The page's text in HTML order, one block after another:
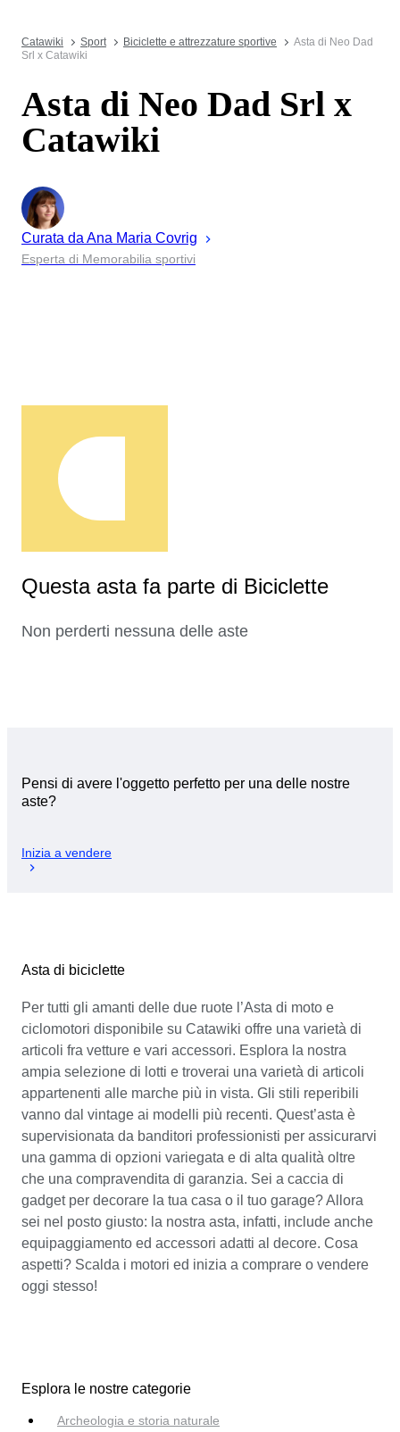
Catawiki Sport Biciclette e attrezzature sportive
Asta di Neo Dad
Srl x Catawiki
Asta di Neo Dad Srl x
Catawiki
Curata da Ana Maria Covrig
Esperta di Memorabilia sportivi
Questa asta fa parte di Biciclette
Non perderti nessuna delle aste
Pensi di avere l'oggetto perfetto per una delle nostre
aste?
Inizia a vendere
Asta di biciclette
Per tutti gli amanti delle due ruote l’Asta di moto e
ciclomotori disponibile su Catawiki offre una varietà di
articoli fra vetture e vari accessori. Esplora la nostra
ampia selezione di lotti e troverai una varietà di articoli
appartenenti alle marche più in vista. Gli stili reperibili
vanno dal vintage ai modelli più recenti. Quest’asta è
supervisionata da banditori professionisti per assicurarvi
una gamma di opzioni variegata e di alta qualità oltre
che una compravendita di garanzia. Sei a caccia di
gadget per decorare la tua casa o il tuo garage? Allora
sei nel posto giusto: la nostra asta, infatti, include anche
equipaggiamento ed accessori adatti al decore. Cosa
aspetti? Scalda i motori ed inizia a comprare o vendere
oggi stesso!
Esplora le nostre categorie
Archeologia e storia naturale